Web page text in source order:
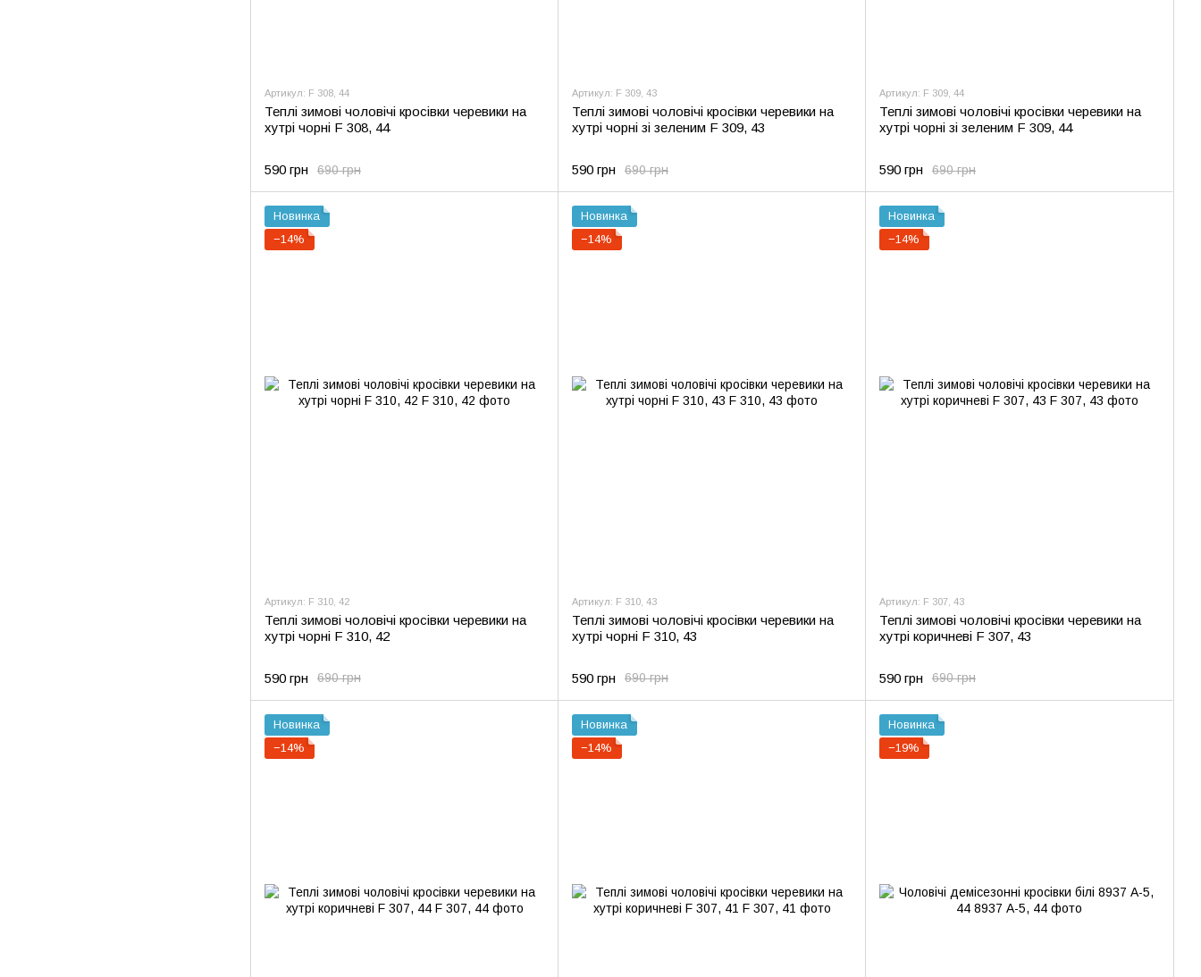
Артикул: F 308, 44
Теплі зимові чоловічі кросівки черевики на
хутрі чорні F 308, 44
690 грн
590 грн
Артикул: F 309, 43
Теплі зимові чоловічі кросівки черевики на
хутрі чорні зі зеленим F 309, 43
690 грн
590 грн
Артикул: F 309, 44
Теплі зимові чоловічі кросівки черевики на
хутрі чорні зі зеленим F 309, 44
690 грн
590 грн
Новинка
−14%
Артикул: F 310, 42
Теплі зимові чоловічі кросівки черевики на
хутрі чорні F 310, 42
690 грн
590 грн
Новинка
−14%
Артикул: F 310, 43
Теплі зимові чоловічі кросівки черевики на
хутрі чорні F 310, 43
690 грн
590 грн
Новинка
−14%
Артикул: F 307, 43
Теплі зимові чоловічі кросівки черевики на
хутрі коричневі F 307, 43
690 грн
590 грн
Новинка
−14%
Новинка
−14%
Новинка
−19%